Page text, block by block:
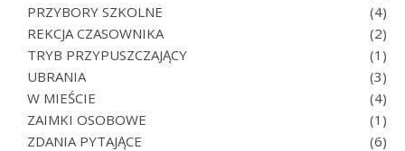
PRZYBORY SZKOLNE
(4)
REKCJA CZASOWNIKA
(2)
TRYB PRZYPUSZCZAJĄCY
(1)
UBRANIA
(3)
W MIEŚCIE
(4)
ZAIMKI OSOBOWE
(1)
ZDANIA PYTAJĄCE
(6)